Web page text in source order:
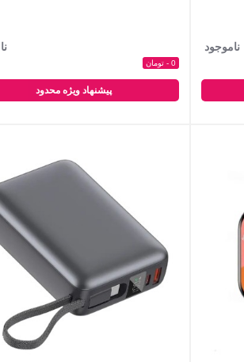
ناموجود
0 - تومان
پیشنهاد ویژه محدود